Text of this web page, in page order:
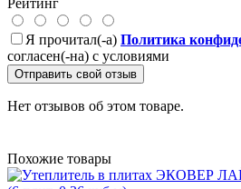
Рейтинг
Я прочитал(-а) Политика
согласен(-на) с условиями
Отправить свой отзыв
Нет отзывов об этом товаре.
Похожие товары